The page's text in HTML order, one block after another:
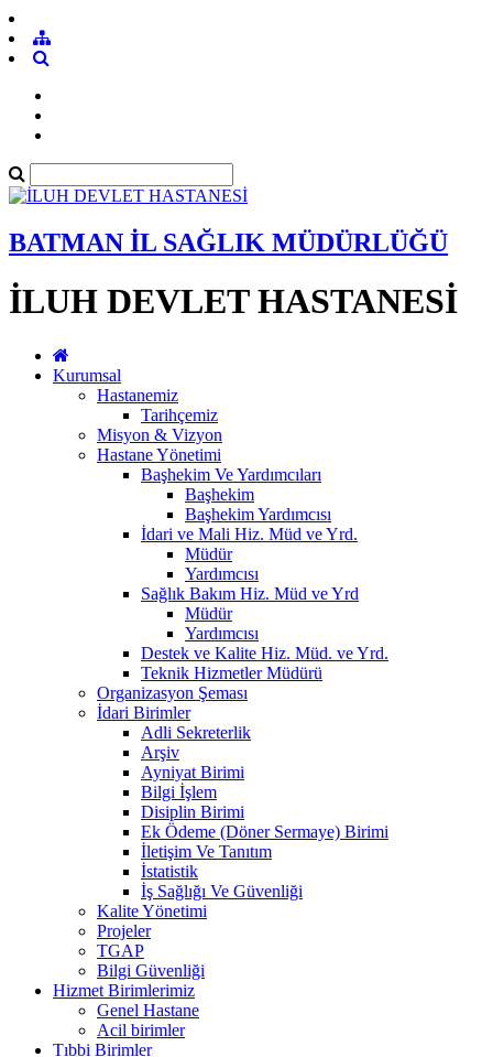
BATMAN İL SAĞLIK MÜDÜRLÜĞÜ
İLUH DEVLET HASTANESİ
Kurumsal
Hastanemiz
Tarihçemiz
Misyon & Vizyon
Hastane Yönetimi
Başhekim Ve Yardımcıları
Başhekim
Başhekim Yardımcısı
İdari ve Mali Hiz. Müd ve Yrd.
Müdür
Yardımcısı
Sağlık Bakım Hiz. Müd ve Yrd
Müdür
Yardımcısı
Destek ve Kalite Hiz. Müd. ve Yrd.
Teknik Hizmetler Müdürü
Organizasyon Şeması
İdari Birimler
Adli Sekreterlik
Arşiv
Ayniyat Birimi
Bilgi İşlem
Disiplin Birimi
Ek Ödeme (Döner Sermaye) Birimi
İletişim Ve Tanıtım
İstatistik
İş Sağlığı Ve Güvenliği
Kalite Yönetimi
Projeler
TGAP
Bilgi Güvenliği
Hizmet Birimlerimiz
Genel Hastane
Acil birimler
Tıbbi Birimler